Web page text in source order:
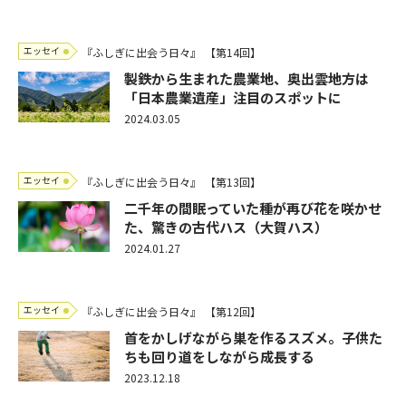
エッセイ 『ふしぎに出会う日々』 【第14回】
製鉄から生まれた農業地、奥出雲地方は
「日本農業遺産」注目のスポットに
2024.03.05
エッセイ 『ふしぎに出会う日々』 【第13回】
二千年の間眠っていた種が再び花を咲かせ
た、驚きの古代ハス（大賀ハス）
2024.01.27
エッセイ 『ふしぎに出会う日々』 【第12回】
首をかしげながら巣を作るスズメ。子供た
ちも回り道をしながら成長する
2023.12.18